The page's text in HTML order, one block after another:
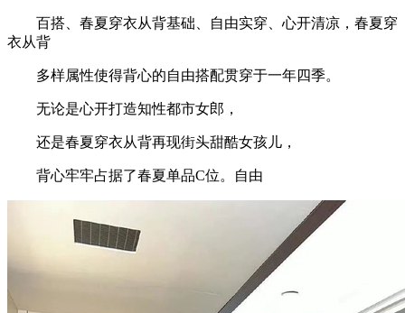
百搭、春夏穿衣从背基础、自由实穿、心开清凉，春夏穿
衣从背
多样属性使得背心的自由搭配贯穿于一年四季。
无论是心开打造知性都市女郎，
还是春夏穿衣从背再现街头甜酷女孩儿，
背心牢牢占据了春夏单品C位。自由